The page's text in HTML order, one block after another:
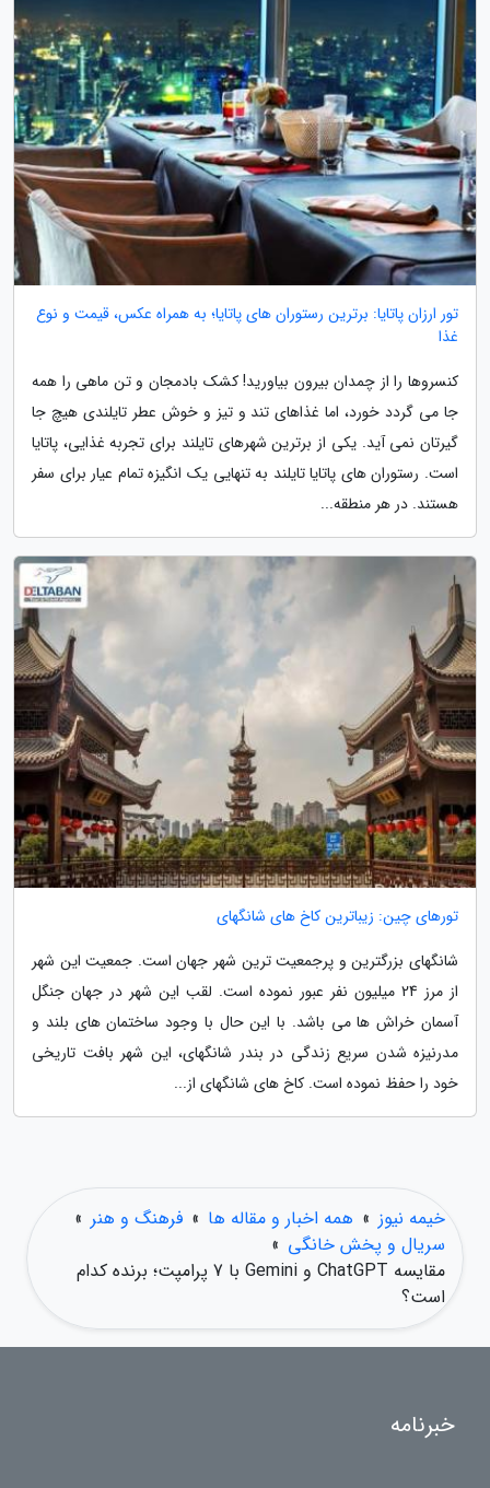
تور ارزان پاتایا: برترین رستوران های پاتایا؛ به همراه عکس، قیمت و نوع
غذا
کنسروها را از چمدان بیرون بیاورید! کشک بادمجان و تن ماهی را همه
جا می گردد خورد، اما غذاهای تند و تیز و خوش عطر تایلندی هیچ جا
گیرتان نمی آید. یکی از برترین شهرهای تایلند برای تجربه غذایی، پاتایا
است. رستوران های پاتایا تایلند به تنهایی یک انگیزه تمام عیار برای سفر
هستند. در هر منطقه...
تورهای چین: زیباترین کاخ های شانگهای
شانگهای بزرگترین و پرجمعیت ترین شهر جهان است. جمعیت این شهر
از مرز 24 میلیون نفر عبور نموده است. لقب این شهر در جهان جنگل
آسمان خراش ها می باشد. با این حال با وجود ساختمان های بلند و
مدرنیزه شدن سریع زندگی در بندر شانگهای، این شهر بافت تاریخی
خود را حفظ نموده است. کاخ های شانگهای از...
خیمه نیوز » همه اخبار و مقاله ها » فرهنگ و هنر »
سریال و پخش خانگی »
مقایسه ChatGPT و Gemini با 7 پرامپت؛ برنده کدام
است؟
خبرنامه